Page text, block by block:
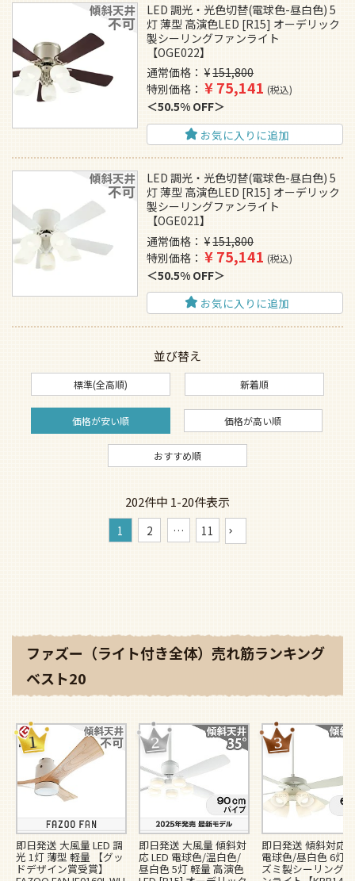
LED 調光・光色切替(電球色-昼白色) 5
灯 薄型 高演色LED [R15] オーデリック
製シーリングファンライト
【OGE022】
通常価格
¥151,800
特別価格
¥75,141 税込
50.5% OFF
お気に入りに追加
LED 調光・光色切替(電球色-昼白色) 5
灯 薄型 高演色LED [R15] オーデリック
製シーリングファンライト
【OGE021】
通常価格
¥151,800
特別価格
¥75,141 税込
50.5% OFF
お気に入りに追加
並び替え
標準(全高順) 新着順
価格が安い順 価格が高い順
おすすめ順
202件中 1-20件表示
1 2 … 11
ファズー（ライト付き全体）売れ筋ランキング
ベスト20
即日発送 大風量 LED 調
光 1灯 薄型 軽量 【グッ
ドデザイン賞受賞】
即日発送 大風量 傾斜対
応 LED 電球色/温白色/
昼白色 5灯 軽量 高演色
即日発送 傾斜対応
電球色/昼白色 6灯
ズミ製シーリング